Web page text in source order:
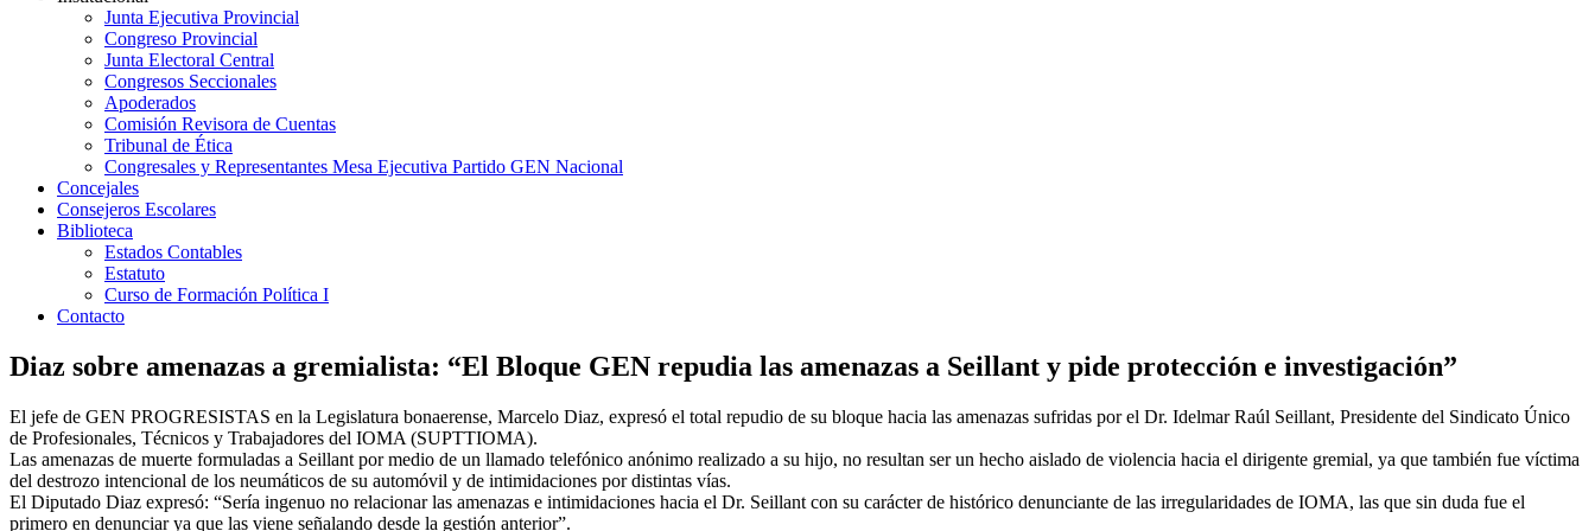
Junta Ejecutiva Provincial
Congreso Provincial
Junta Electoral Central
Congresos Seccionales
Apoderados
Comisión Revisora de Cuentas
Tribunal de Ética
Congresales y Representantes Mesa Ejecutiva Partido GEN Nacional
Concejales
Consejeros Escolares
Biblioteca
Estados Contables
Estatuto
Curso de Formación Política I
Contacto
Diaz sobre amenazas a gremialista: “El Bloque GEN repudia las amenazas a Seillant y pide protección e investigación”
El jefe de GEN PROGRESISTAS en la Legislatura bonaerense, Marcelo Diaz, expresó el total repudio de su bloque hacia las amenazas sufridas por el Dr. Idelmar Raúl Seillant, Presidente del Sindicato Único
de Profesionales, Técnicos y Trabajadores del IOMA (SUPTTIOMA).
Las amenazas de muerte formuladas a Seillant por medio de un llamado telefónico anónimo realizado a su hijo, no resultan ser un hecho aislado de violencia hacia el dirigente gremial, ya que también fue víctima
del destrozo intencional de los neumáticos de su automóvil y de intimidaciones por distintas vías.
El Diputado Diaz expresó: “Sería ingenuo no relacionar las amenazas e intimidaciones hacia el Dr. Seillant con su carácter de histórico denunciante de las irregularidades de IOMA, las que sin duda fue el
primero en denunciar ya que las viene señalando desde la gestión anterior”.